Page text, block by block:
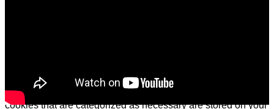
This website uses cookies to improve your experience while
you navigate through the website. Out of these cookies, the
cookies that are categorized as necessary are stored on your